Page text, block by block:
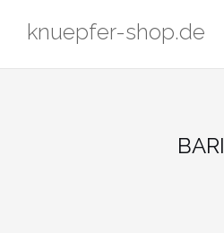
Inhaltknuepfer-shop.de
BARI